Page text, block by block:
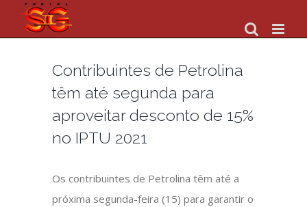
Contribuintes de Petrolina
têm até segunda para
aproveitar desconto de 15%
no IPTU 2021
Os contribuintes de Petrolina têm até a
próxima segunda-feira (15) para garantir o